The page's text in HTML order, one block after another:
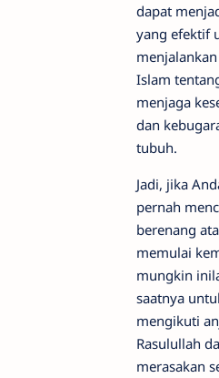
dapat
yang efektif
Islam
menjaga
dan
tubuh.
Jadi, jika
pernah
berenang
memulai
mungkin
saatnya
mengikuti
Rasulullah
merasakan